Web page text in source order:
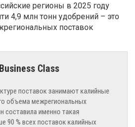
регионы в 2025 году
4,9 млн тонн удобрений – это
поставок
поставок занимают калийные
объема межрегиональных
составила именно такая
90 % всех поставок калийных